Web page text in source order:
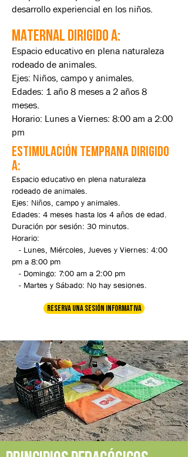
desarrollo experiencial en los niños.
MATERNAL Dirigido a:
Espacio educativo en plena naturaleza
rodeado de animales.
Ejes: Niños, campo y animales.
Edades: 1 año 8 meses a 2 años 8
meses.
Horario: Lunes a Viernes: 8:00 am a 2:00
pm
estimulación temprana Dirigido
a:
Espacio educativo en plena naturaleza
rodeado de animales.
Ejes: Niños, campo y animales.
Edades: 4 meses hasta los 4 años de edad.
Duración por sesión: 30 minutos.
Horario:
- Lunes, Miércoles, Jueves y Viernes: 4:00
pm a 8:00 pm
- Domingo: 7:00 am a 2:00 pm
- Martes y Sábado: No hay sesiones.
RESERVA UNA SESIÓN INFORMATIVA